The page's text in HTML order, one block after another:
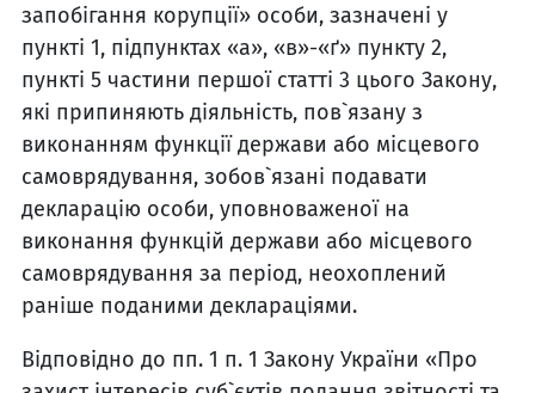
запобігання корупції» особи, зазначені у
пункті 1, підпунктах «а», «в»-«ґ» пункту 2,
пункті 5 частини першої статті 3 цього Закону,
які припиняють діяльність, пов`язану з
виконанням функції держави або місцевого
самоврядування, зобов`язані подавати
декларацію особи, уповноваженої на
виконання функцій держави або місцевого
самоврядування за період, неохоплений
раніше поданими деклараціями.
Відповідно до пп. 1 п. 1 Закону України «Про